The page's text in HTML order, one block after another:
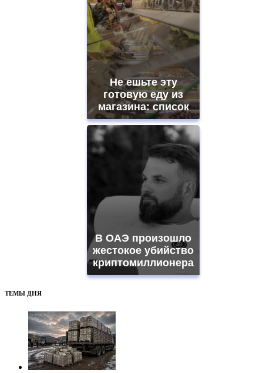
Не ешьте эту
готовую еду из
магазина: список
В ОАЭ произошло
жестокое убийство
криптомиллионера
ТЕМЫ ДНЯ